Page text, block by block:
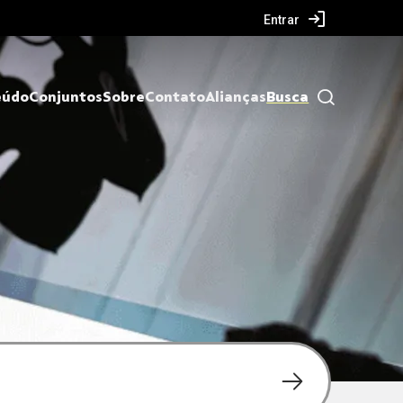
Entrar
ConjuntosSobreContatoAliançasBusca